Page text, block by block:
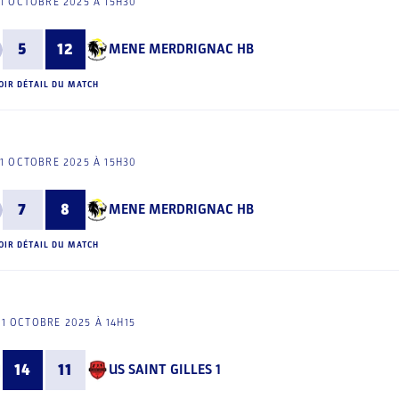
5 12 MENE MERDRIGNAC HB
DÉTAIL DU MATCH
OCTOBRE 2025 À 15H30
7 8 MENE MERDRIGNAC HB
DÉTAIL DU MATCH
OCTOBRE 2025 À 14H15
14 11 US SAINT GILLES 1